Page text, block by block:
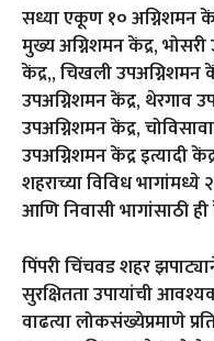
सध्या एकूण १० अग्निशमन
मुख्य अग्निशमन केंद्र,भोसरी
केंद्र,,चिखली उपअग्निशमन
उपअग्निशमन केंद्र, थेरगाव
उपअग्निशमन केंद्र,
उपअग्निशमन केंद्र इत्यादी
शहराच्या विविध भागांमध्ये
आणि निवासी भागांसाठी
पिंपरी चिंचवड शहर
सुरक्षितता उपायांची
वाढत्या लोकसंख्येप्रमाणे